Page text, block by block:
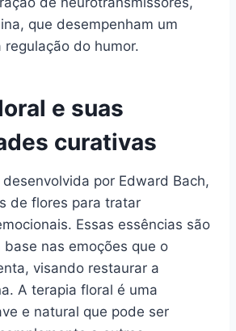
que desempenham um
regulação do humor.
e suas
curativas
por Edward Bach,
de flores para tratar
Essas essências são
base nas emoções que o
visando restaurar a
A terapia floral é uma
e natural que pode ser